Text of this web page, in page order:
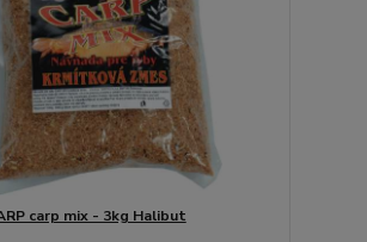
carp mix - 3kg Halibut